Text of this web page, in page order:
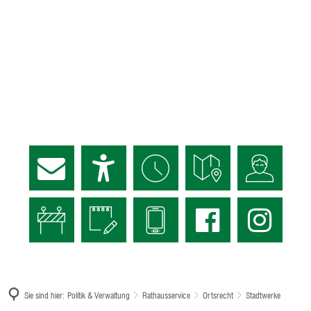
Sie sind hier: Politik & Verwaltung Rathausservice Ortsrecht Stadtwerke